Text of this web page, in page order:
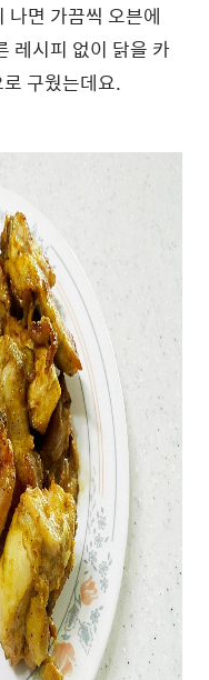
나면 가끔씩 오븐에
레시피 없이 닭을 카
구웠는데요.